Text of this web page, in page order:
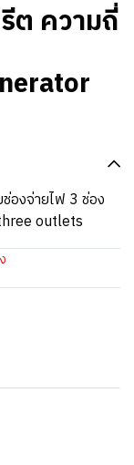
ต ความถี่
องจ่ายไฟ 3 ช่อง
outlets